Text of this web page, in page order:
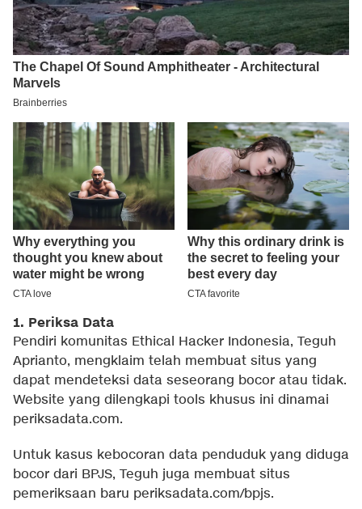
1. Periksa Data
Pendiri komunitas Ethical Hacker Indonesia, Teguh
Aprianto, mengklaim telah membuat situs yang
dapat mendeteksi data seseorang bocor atau tidak.
Website yang dilengkapi tools khusus ini dinamai
periksadata.com.
Untuk kasus kebocoran data penduduk yang diduga
bocor dari BPJS, Teguh juga membuat situs
pemeriksaan baru periksadata.com/bpjs.